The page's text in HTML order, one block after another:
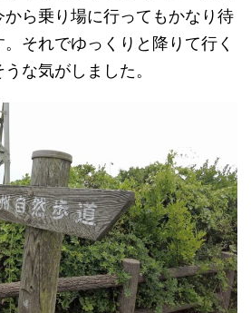
ら乗り場に行ってもかなり待
それでゆっくりと降りて行く
な気がしました。